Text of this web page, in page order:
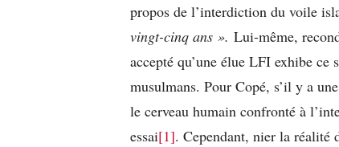
propos de l’interdiction du voile
vingt-cinq ans ». Lui-même,
accepté qu’une élue LFI exhibe
musulmans. Pour Copé, s’il y a
le cerveau humain confronté à
essai[1]. Cependant, nier la réalité